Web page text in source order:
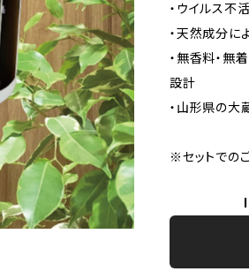
・ウイルス不
・天然成分に
・無香料・無
設計
・山形県の大
※セットでの